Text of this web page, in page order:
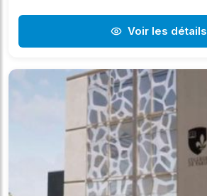
Voir les détails